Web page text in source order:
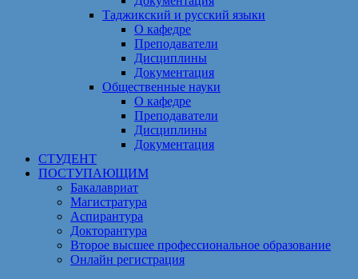
Таджикский и русский языки
О кафедре
Преподаватели
Дисциплины
Документация
Общественные науки
О кафедре
Преподаватели
Дисциплины
Документация
СТУДЕНТ
ПОСТУПАЮЩИМ
Бакалавриат
Магистратура
Аспирантура
Докторантура
Второе высшее профессиональное образование
Онлайн регистрация